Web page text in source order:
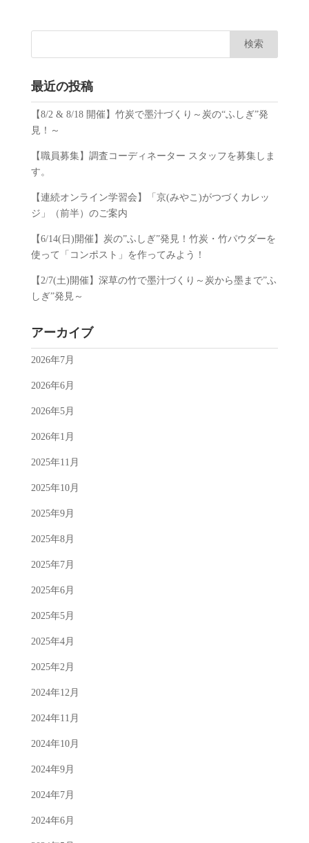
最近の投稿
【8/2 & 8/18 開催】竹炭で墨汁づくり～炭の“ふしぎ”発
見！～
【職員募集】調査コーディネーター スタッフを募集しま
す。
【連続オンライン学習会】「京(みやこ)がつづくカレッ
ジ」（前半）のご案内
【6/14(日)開催】炭の”ふしぎ”発見！竹炭・竹パウダーを
使って「コンポスト」を作ってみよう！
【2/7(土)開催】深草の竹で墨汁づくり～炭から墨まで”ふ
しぎ”発見～
アーカイブ
2026年7月
2026年6月
2026年5月
2026年1月
2025年11月
2025年10月
2025年9月
2025年8月
2025年7月
2025年6月
2025年5月
2025年4月
2025年2月
2024年12月
2024年11月
2024年10月
2024年9月
2024年7月
2024年6月